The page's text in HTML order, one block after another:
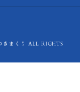
きまくり ALL RIGHTS